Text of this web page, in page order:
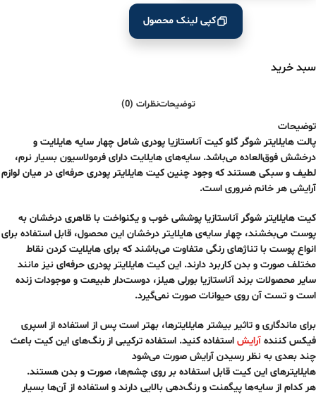
سبد خرید
کپی لینک محصول
توضیحاتنظرات (0)
توضیحات
پالت هایلایتر شوگر گلو کیت آناستازیا پودری شامل چهار سایه‌ هایلایت و
درخشش فوق‌العاده می‌باشد. سایه‌های هایلایت دارای فرمولاسیون بسیار نرم،
لطیف و سبکی هستند که وجود چنین کیت هایلایتر پودری حرفه‌ای در میان لوازم
آرایشی هر خانم ضروری است.
کیت هایلایتر شوگر آناستازیا پوششی خوب و یکنواخت با ظاهری درخشان به
پوست می‌بخشند، چهار سایه‌ی هایلایتر درخشان این محصول، قابل استفاده برای
انواع پوست با تناژهای رنگی متفاوت می‌باشند که برای هایلایت کردن نقاط
مختلف صورت و بدن کاربرد دارند. این کیت هایلایتر پودری حرفه‌ای نیز مانند
سایر محصولات برند آناستازیا بورلی هیلز، دوست‌دار طبیعت و موجودات زنده
است و تست آن روی حیوانات صورت نمی‌گیرد.
برای ماندگاری و تاثیر بیشتر هایلایتر‌ها، بهتر است پس از استفاده از اسپری
فیکس کننده‌ آرایش استفاده کنید. استفاده ترکیبی از رنگ‌های این کیت باعث
چند بعدی به نظر رسیدن آرایش صورت می‌شود
هایلایتر‌های این کیت قابل استفاده بر روی چشم‌ها، صورت و بدن هستند.
هر کدام از سایه‌ها پیگمنت و رنگ‌دهی بالایی دارند و استفاده از آن‌ها بسیار